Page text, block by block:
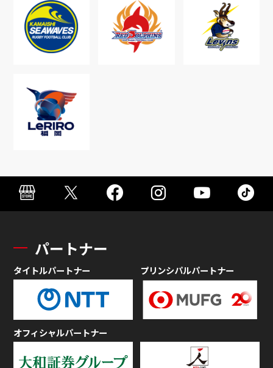
パートナー
タイトルパートナー プリンシパルパートナー
オフィシャルパートナー